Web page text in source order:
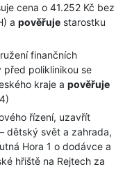
cena o 41.252 Kč bez
a pověřuje starostku
finančních
poliklinikou se
kraje a pověřuje
řízení, uzavřít
dětský svět a zahrada,
Hora 1 o dodávce a
hřiště na Rejtech za